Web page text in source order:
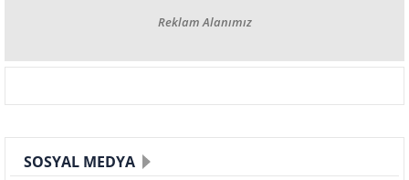
Reklam Alanımız
SOSYAL MEDYA